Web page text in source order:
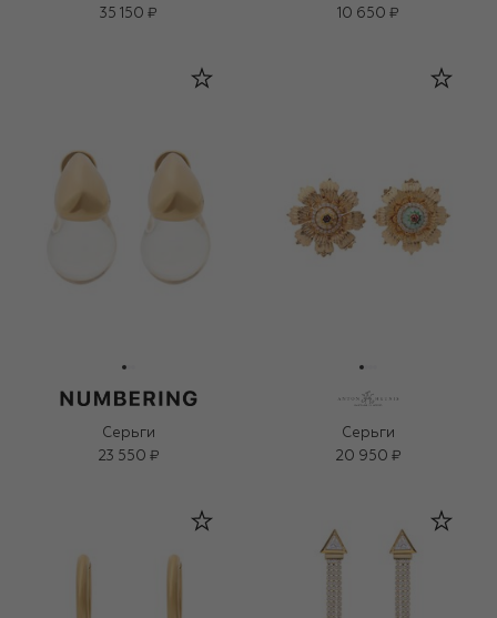
35 150 ₽
10 650 ₽
Серьги
23 550 ₽
Серьги
20 950 ₽